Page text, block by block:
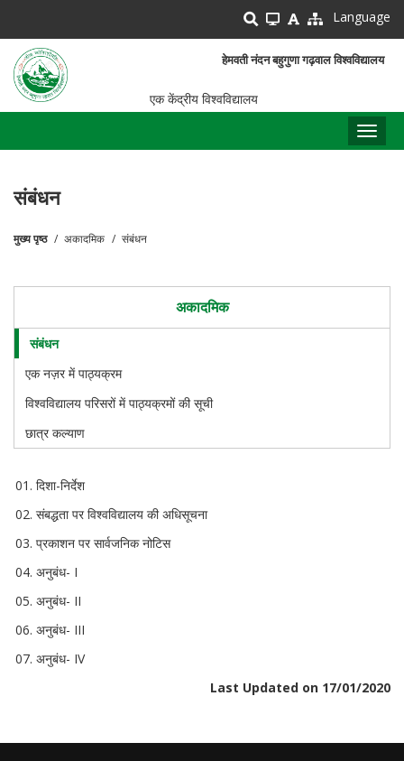
main
content
Language
हेमवती नंदन बहुगुणा गढ़वाल विश्वविद्यालय
एक केंद्रीय विश्वविद्यालय
संबंधन
मुख्य पृष्ठ अकादमिक संबंधन
अकादमिक
संबंधन
एक नज़र में पाठ्यक्रम
विश्वविद्यालय परिसरों में पाठ्यक्रमों की सूची
छात्र कल्याण
दिशा-निर्देश
संबद्धता पर विश्वविद्यालय की अधिसूचना
प्रकाशन पर सार्वजनिक नोटिस
अनुबंध- I
अनुबंध- II
अनुबंध- III
अनुबंध- IV
Last Updated on 17/01/2020